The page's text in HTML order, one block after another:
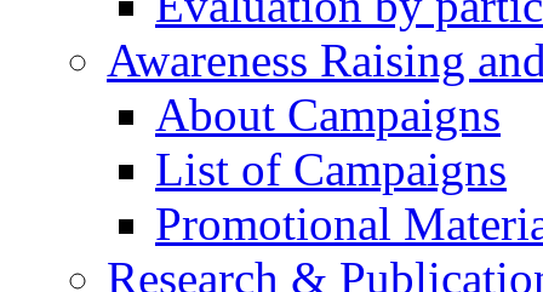
Awareness Raising
About Campaigns
List of Campaigns
Promotional
Research &